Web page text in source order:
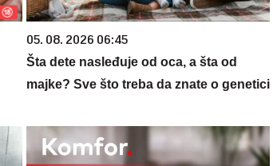
05. 08. 2026 06:45
Šta dete nasleđuje od oca, a šta od
majke? Sve što treba da znate o genetici